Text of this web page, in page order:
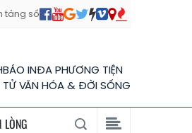
tảng số
BÁO INĐA PHƯƠNG TIỆN
TỬ VĂN HÓA & ĐỜI SỐNG
LÒNG